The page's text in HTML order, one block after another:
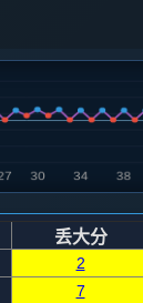
丢大分
2
7